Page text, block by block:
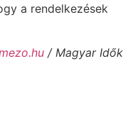
a rendelkezések
/ Magyar Idők